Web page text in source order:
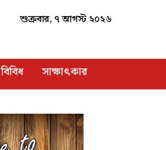
শুক্রবার, ৭ আগস্ট ২০২৬
বিবিধ সাক্ষাৎকার